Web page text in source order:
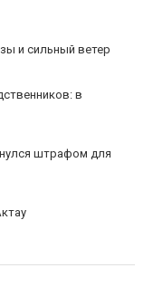
и сильный ветер
в
штрафом для